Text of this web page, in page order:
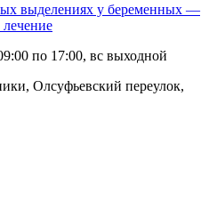
выделениях у беременных —
по 17:00, вс выходной
Олсуфьевский переулок,